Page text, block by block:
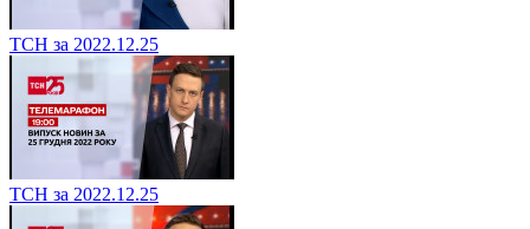
ТСН за 2022.12.25
ТСН за 2022.12.25